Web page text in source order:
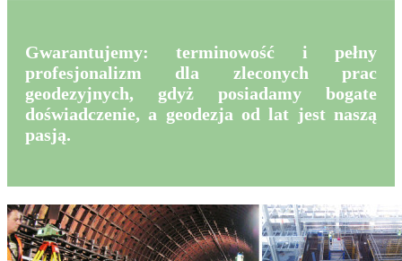
Gwarantujemy: terminowość i pełny
profesjonalizm dla zleconych prac
geodezyjnych, gdyż posiadamy bogate
doświadczenie, a geodezja od lat jest naszą
pasją.